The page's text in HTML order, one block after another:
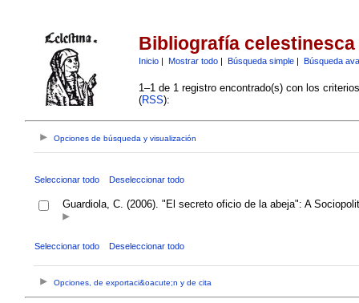
Bibliografía celestinesca
Inicio| Mostrar todo| Búsqueda simple| Búsqueda
1–1 de 1 registro encontrado(s) con los
(RSS):
Opciones de búsqueda y visualización
Seleccionar todo Deseleccionar todo
Guardiola, C. (2006). "El secreto oficio de la abeja": A
Seleccionar todo Deseleccionar todo
Opciones, de exportaci&oacute;n y de cita